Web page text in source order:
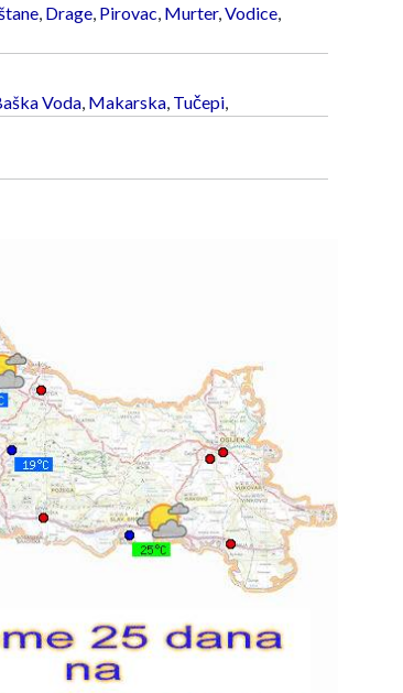
, Drage, Pirovac Murter, Vodice,
Voda, Makarska, Tučepi,